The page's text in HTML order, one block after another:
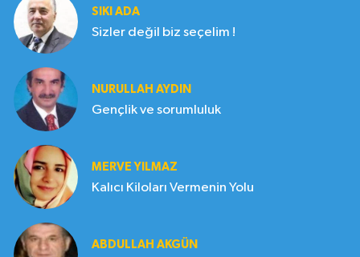
SIKI ADA
Sizler değil biz seçelim !
NURULLAH AYDIN
Gençlik ve sorumluluk
MERVE YILMAZ
Kalıcı Kiloları Vermenin Yolu
ABDULLAH AKGÜN